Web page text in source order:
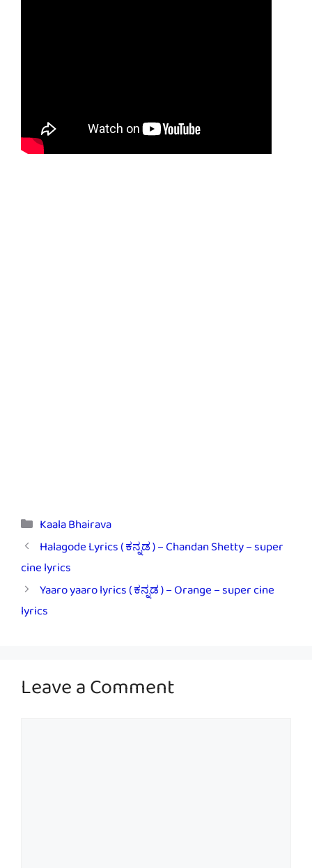
Categories
Kaala Bhairava
Halagode Lyrics ( ಕನ್ನಡ ) – Chandan Shetty – super
cine lyrics
Yaaro yaaro lyrics ( ಕನ್ನಡ ) – Orange – super cine
lyrics
Leave a Comment